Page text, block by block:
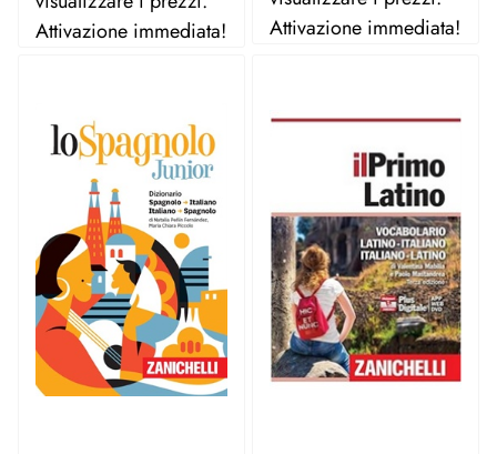
Attivazione immediata!
Attivazione immediata!